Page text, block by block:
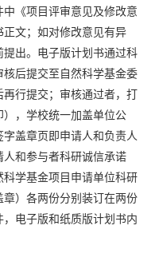
《项目评审意见及修改意
文；如对修改意见有异
出。电子版计划书通过科
后提交至自然科学基金委
行提交；审核通过者，打
，学校统一加盖单位公
盖章页即申请人和负责人
和参与者科研诚信承诺
学基金项目申请单位科研
）各两份分别装订在两份
电子版和纸质版计划书内